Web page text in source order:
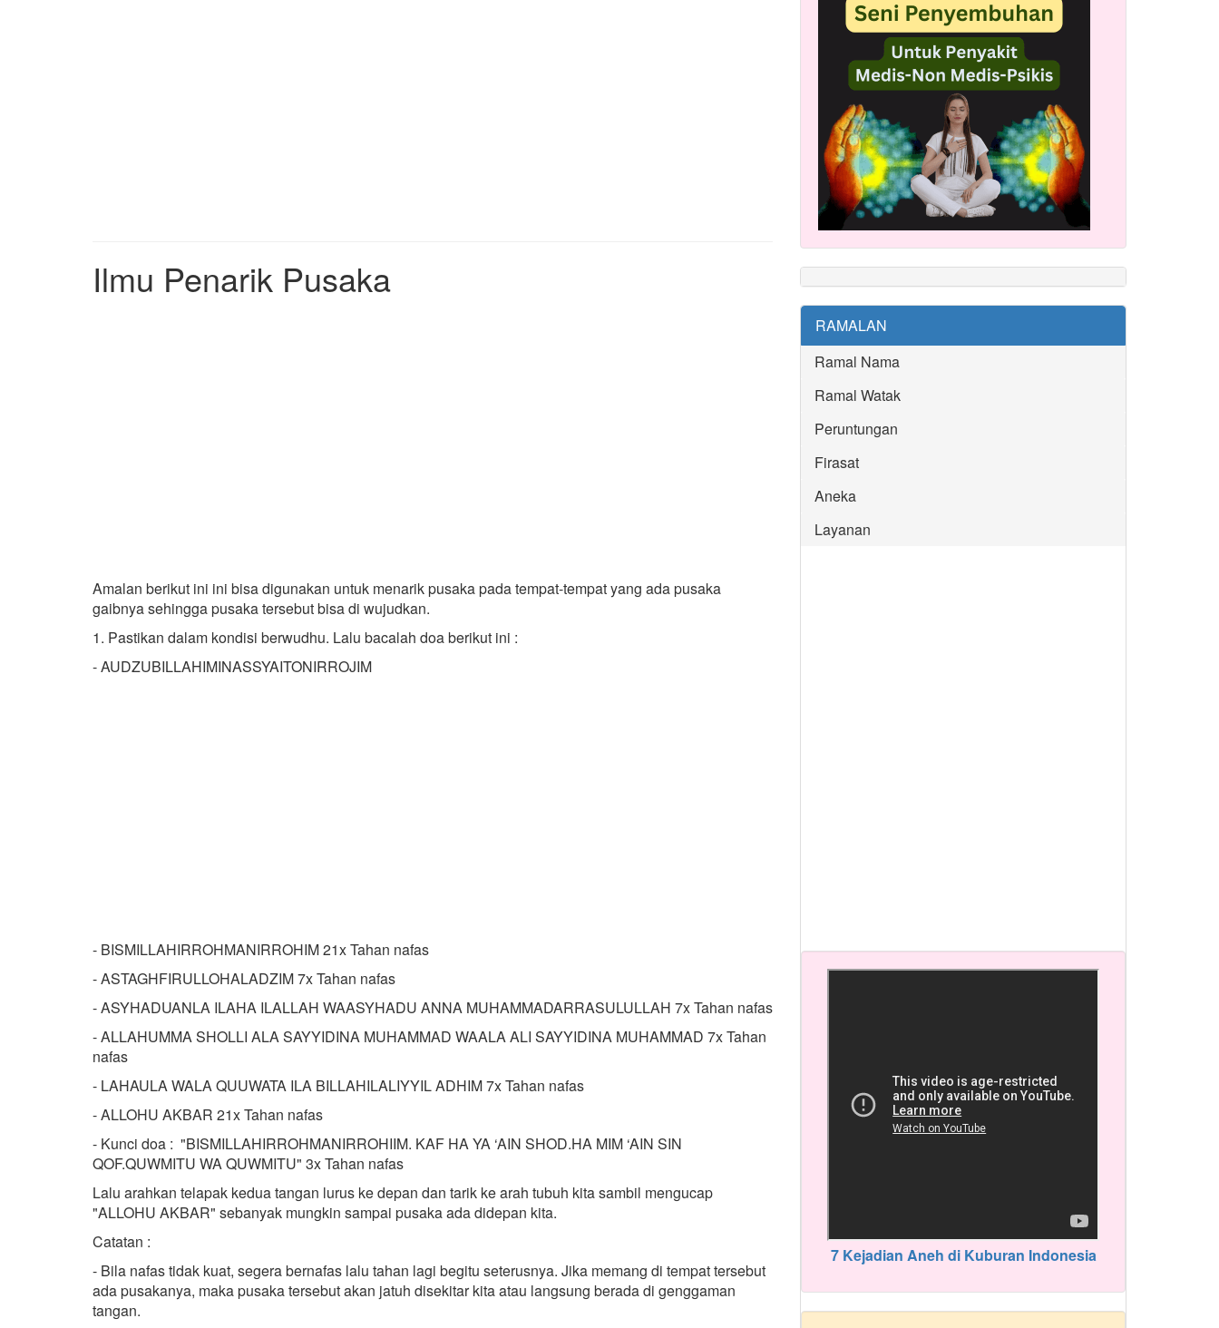
Ilmu Penarik Pusaka
Amalan berikut ini ini bisa digunakan untuk menarik pusaka pada tempat-tempat yang ada pusaka
gaibnya sehingga pusaka tersebut bisa di wujudkan.
1. Pastikan dalam kondisi berwudhu. Lalu bacalah doa berikut ini :
- AUDZUBILLAHIMINASSYAITONIRROJIM
- BISMILLAHIRROHMANIRROHIM 21x Tahan nafas
- ASTAGHFIRULLOHALADZIM 7x Tahan nafas
- ASYHADUANLA ILAHA ILALLAH WAASYHADU ANNA MUHAMMADARRASULULLAH 7x Tahan nafas
- ALLAHUMMA SHOLLI ALA SAYYIDINA MUHAMMAD WAALA ALI SAYYIDINA MUHAMMAD 7x Tahan
nafas
- LAHAULA WALA QUUWATA ILA BILLAHILALIYYIL ADHIM 7x Tahan nafas
- ALLOHU AKBAR 21x Tahan nafas
- Kunci doa : "BISMILLAHIRROHMANIRROHIIM. KAF HA YA ‘AIN SHOD.HA MIM ‘AIN SIN
QOF.QUWMITU WA QUWMITU" 3x Tahan nafas
Lalu arahkan telapak kedua tangan lurus ke depan dan tarik ke arah tubuh kita sambil mengucap
"ALLOHU AKBAR" sebanyak mungkin sampai pusaka ada didepan kita.
Catatan :
- Bila nafas tidak kuat, segera bernafas lalu tahan lagi begitu seterusnya. Jika memang di tempat tersebut
ada pusakanya, maka pusaka tersebut akan jatuh disekitar kita atau langsung berada di genggaman
tangan.
RAMALAN
Ramal Nama
Ramal Watak
Peruntungan
Firasat
Aneka
Layanan
7 Kejadian Aneh di Kuburan Indonesia